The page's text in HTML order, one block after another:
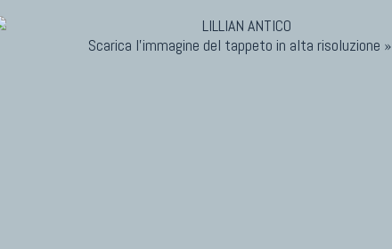
Scarica l'immagine del tappeto in alta risoluzione »